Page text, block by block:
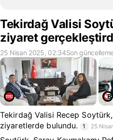
Tekirdağ Valisi
ziyaret
25 Nisan 2025, 02:34Son
Tekirdağ Valisi Recep
ziyaretlerde bulundu.
1 25